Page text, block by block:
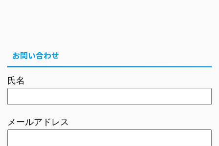
お問い合わせ
氏名
メールアドレス